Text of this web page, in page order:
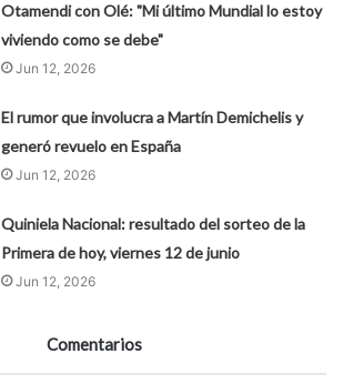
Otamendi con Olé: "Mi último Mundial lo estoy
viviendo como se debe"
Jun 12, 2026
El rumor que involucra a Martín Demichelis y
generó revuelo en España
Jun 12, 2026
Quiniela Nacional: resultado del sorteo de la
Primera de hoy, viernes 12 de junio
Jun 12, 2026
Comentarios